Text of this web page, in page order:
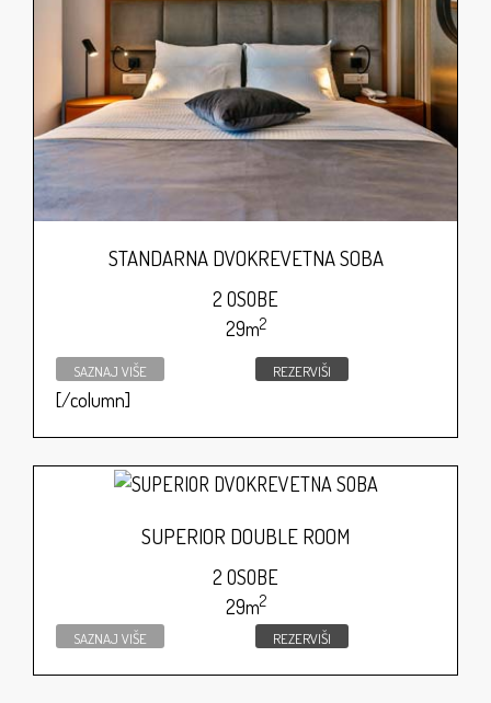
STANDARNA DVOKREVETNA SOBA
2 OSOBE
29m2
SAZNAJ VIŠE
[/column]
REZERVIŠI
SUPERIOR DOUBLE ROOM
2 OSOBE
29m2
SAZNAJ VIŠE REZERVIŠI